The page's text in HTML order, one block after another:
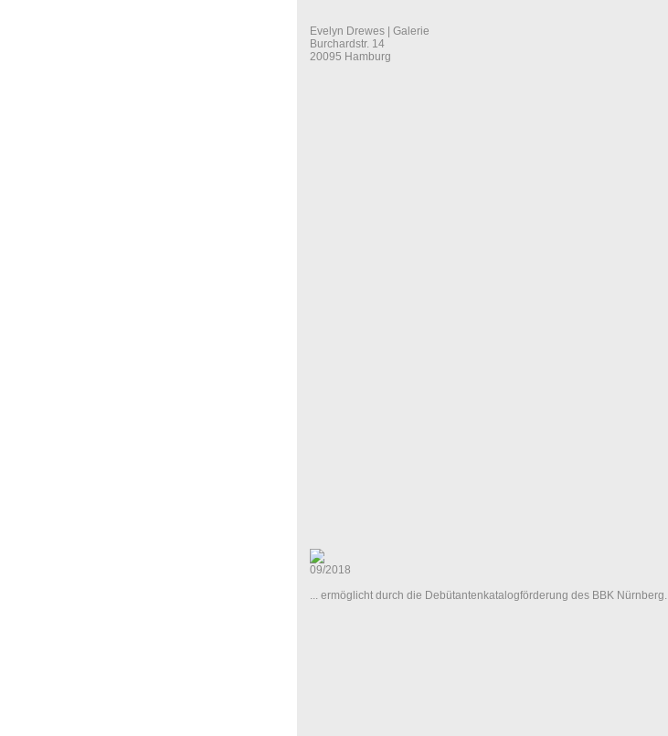
Evelyn Drewes | Galerie
Burchardstr. 14
20095 Hamburg
09/2018
... ermöglicht durch die Debütantenkatalogförderung des BBK Nürnberg.